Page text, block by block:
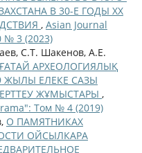
В 30-Е ГОДЫ XX
, Asian Journal
№ 3 (2023)
С.Т. Шакенов, А.Е.
АРХЕОЛОГИЯЛЫҚ
ЖЫЛЫ ЕЛЕКЕ САЗЫ
ЖҰМЫСТАРЫ ,
Том № 4 (2019)
О ПАМЯТНИКАХ
ОЙСЫЛКАРА